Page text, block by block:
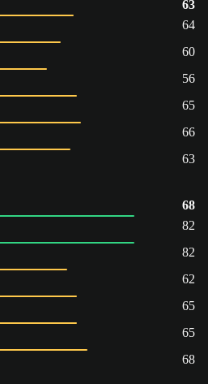
63
64
60
56
65
66
63
68
82
82
62
65
65
68